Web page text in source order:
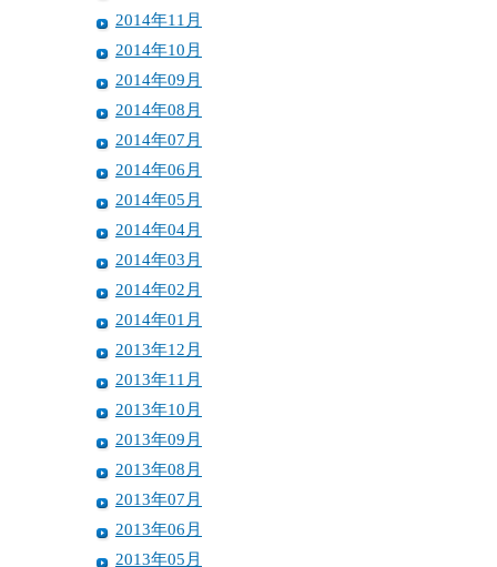
2014年11月
2014年10月
2014年09月
2014年08月
2014年07月
2014年06月
2014年05月
2014年04月
2014年03月
2014年02月
2014年01月
2013年12月
2013年11月
2013年10月
2013年09月
2013年08月
2013年07月
2013年06月
2013年05月